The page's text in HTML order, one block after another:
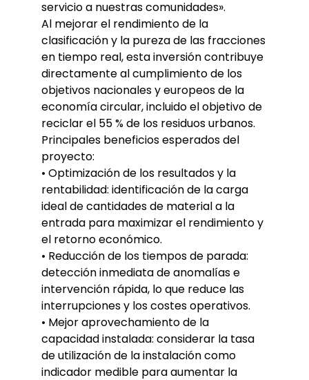
servicio a nuestras comunidades».
Al mejorar el rendimiento de la
clasificación y la pureza de las fracciones
en tiempo real, esta inversión contribuye
directamente al cumplimiento de los
objetivos nacionales y europeos de la
economía circular, incluido el objetivo de
reciclar el 55 % de los residuos urbanos.
Principales beneficios esperados del
proyecto:
• Optimización de los resultados y la
rentabilidad: identificación de la carga
ideal de cantidades de material a la
entrada para maximizar el rendimiento y
el retorno económico.
• Reducción de los tiempos de parada:
detección inmediata de anomalías e
intervención rápida, lo que reduce las
interrupciones y los costes operativos.
• Mejor aprovechamiento de la
capacidad instalada: considerar la tasa
de utilización de la instalación como
indicador medible para aumentar la